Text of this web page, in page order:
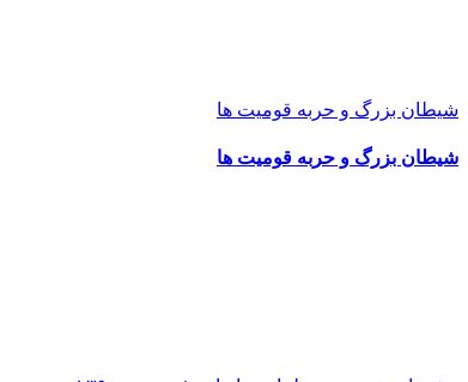
شیطان بزرگ و حربه قومیت ها
شیطان بزرگ و حربه قومیت ها